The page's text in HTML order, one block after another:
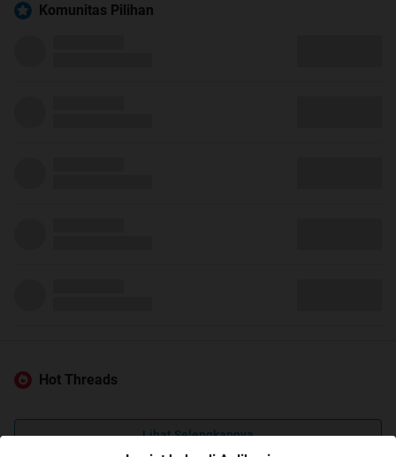
Komunitas Pilihan
Hot Threads
Lihat Selengkapnya